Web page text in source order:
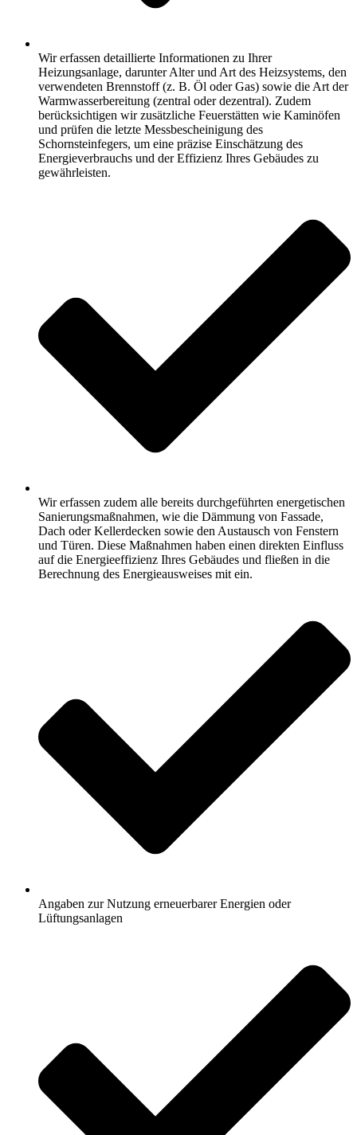
Wir erfassen detaillierte Informationen zu Ihrer
Heizungsanlage, darunter Alter und Art des Heizsystems, den
verwendeten Brennstoff (z. B. Öl oder Gas) sowie die Art der
Warmwasserbereitung (zentral oder dezentral). Zudem
berücksichtigen wir zusätzliche Feuerstätten wie Kaminöfen
und prüfen die letzte Messbescheinigung des
Schornsteinfegers, um eine präzise Einschätzung des
Energieverbrauchs und der Effizienz Ihres Gebäudes zu
gewährleisten.
Wir erfassen zudem alle bereits durchgeführten energetischen
Sanierungsmaßnahmen, wie die Dämmung von Fassade,
Dach oder Kellerdecken sowie den Austausch von Fenstern
und Türen. Diese Maßnahmen haben einen direkten Einfluss
auf die Energieeffizienz Ihres Gebäudes und fließen in die
Berechnung des Energieausweises mit ein.
Angaben zur Nutzung erneuerbarer Energien oder
Lüftungsanlagen